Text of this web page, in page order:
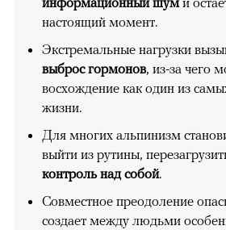
настоящий момент.
Экстремальные нагрузки
выброс гормонов, из-за чего
восхождение как один из
жизни.
Для многих альпинизм
выйти из рутины,
контроль над собой.
Совместное преодоление
создает между людьми